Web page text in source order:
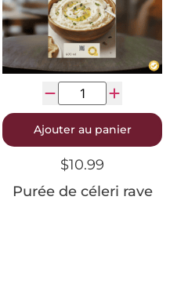
Purée de céleri rave
$10.99
Ajouter au panier